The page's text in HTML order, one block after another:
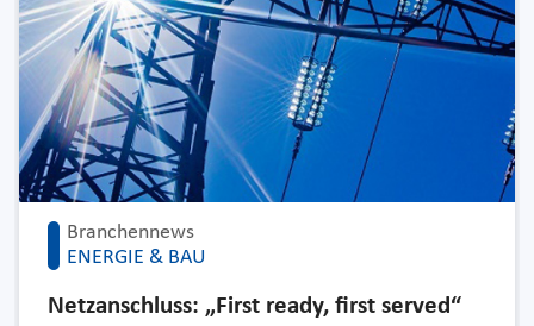
Branchennews
ENERGIE & BAU
Netzanschluss: „First ready, first served“